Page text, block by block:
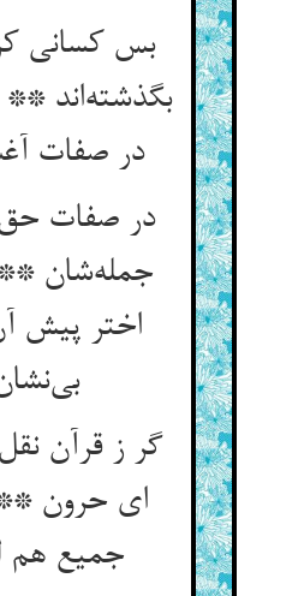
بس کسانی
بگذشته‌اند **
در صفات
در صفات
جمله‌شان
اختر پیش
گر ز قرآن
ای حرون
جمیع هم